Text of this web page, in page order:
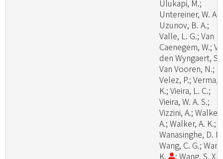
Ulukapi, M.;
Untereiner, W. A.;
Uzunov, B. A.;
Valle, L. G.; Van
Caenegem, W.;
den Wyngaert, S.;
Van Vooren, N.;
Velez, P.; Verma,
K.; Vieira, L. C.;
Vieira, W. A. S.;
Vizzini, A.; Walker,
A.; Walker, A. K.;
Wanasinghe, D.
Wang, C. G.;
K.
; Wang, S. X.;